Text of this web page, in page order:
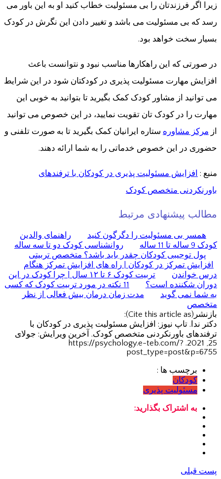
زیرا اگر فرزندتان را بی مسئولیت خطاب کنید او به این باور می
رسد که بی مسئولیت می باشد و تغییر دادن این نگرش در کودک
بسیار سخت خواهد بود.
در صورتی که این راهکارها مناسب نبود و نتوانست باعث
افزایش مهارت مسئولیت پذیری در کودکتان شود در این شرایط
می توانید از مشاور کودک کمک بگیرید تا بتوانید به خوبی این
مهارت را در کودک تان تقویت نمایید، در این خصوص می توانید
از مرکز مشاوره ستاره ایرانیان کمک بگیرید تا به صورت تلفنی و
حضوری در این خصوص خدماتی را به شما ارائه دهند.
منبع : افزایش مسئولیت پذیری در کودکان با ترفندهای
باورنکردنی متخصص کودک
مطالب پیشنهادی مرتبط
همسر بی مسئولیت را دگرگون کنید
راهنمای والدین
کودک 9 ساله تا 11 ساله
روانشناسی کودک دو تا سه ساله
پول توجیبی کودکان چقدر باید باشد؟ متخصص تربیتی
افزایش تمرکز در کودکان | راه های افزایش تمرکز هنگام
درس خواندن
تربیت کودک ۶ تا ۱۲ سال | چرا کودک در این
دوران شکننده است؟
11 نکته در مورد تربیت کودک که کسی
به شما نمی گوید
مدت زمان درمان بیش فعالی از نظر
متخصص
بازنشر(Cite this article as):
دکتر ندا. تاپ نیوز: افزایش مسئولیت پذیری در کودکان با
ترفندهای باورنکردنی متخصص کودک. آخرین ویرایش: جولای
25, 2021. https://psychology.e-teb.com/?
post_type=post&p=6755
برچسب ها :
کودکان
مسئولیت پذیری
به اشتراک بگذارید:
پست قبلی